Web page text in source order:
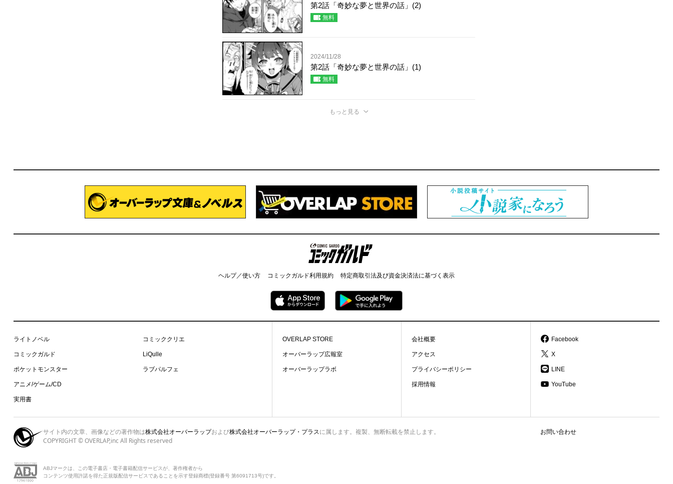
第2話「奇妙な夢と世界の話」(2)
無料
2024/11/28
第2話「奇妙な夢と世界の話」(1)
無料
もっと見る
コミックガルド
ヘルプ／使い方 コミックガルド利用規約 特定商取引法及び資金決済法に基づく表示
ライトノベル
コミックガルド
ポケットモンスター
アニメ/ゲーム/CD
実用書
コミッククリエ
LiQulle
ラブパルフェ
OVERLAP STORE
オーバーラップ広報室
オーバーラップラボ
会社概要
アクセス
プライバシーポリシー
採用情報
Facebook
X
LINE
YouTube
お問い合わせ
サイト内の文章、画像などの著作物は株式会社オーバーラップおよび株式会社オーバーラップ・プラス に属します。複製、無断転載を禁止します。
COPYRIGHT © OVERLAP,inc All Rights reserved
ABJマークは、この電子書店・電子書籍配信サービスが、著作権者から
コンテンツ使用許諾を得た正規版配信サービスであることを示す登録商標(登録番号 第6091713号)です。